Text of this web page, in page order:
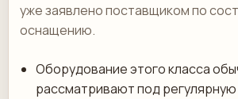
уже заявлено поставщиком по
оснащению.
Оборудование этого класса
рассматривают под регулярную